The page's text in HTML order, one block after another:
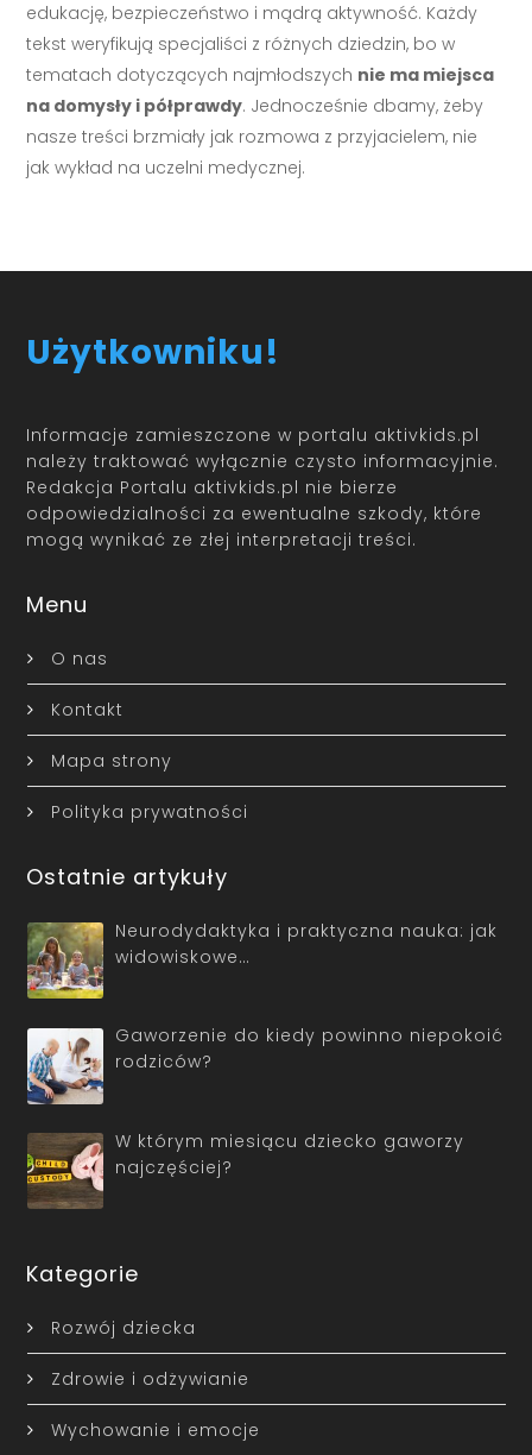
edukację, bezpieczeństwo i mądrą aktywność. Każdy
tekst weryfikują specjaliści z różnych dziedzin, bo w
tematach dotyczących najmłodszych nie ma miejsca
na domysły i półprawdy. Jednocześnie dbamy, żeby
nasze treści brzmiały jak rozmowa z przyjacielem, nie
jak wykład na uczelni medycznej.
Użytkowniku!
Informacje zamieszczone w portalu aktivkids.pl
należy traktować wyłącznie czysto informacyjnie.
Redakcja Portalu aktivkids.pl nie bierze
odpowiedzialności za ewentualne szkody, które
mogą wynikać ze złej interpretacji treści.
Menu
O nas
Kontakt
Mapa strony
Polityka prywatności
Ostatnie artykuły
Neurodydaktyka i praktyczna nauka: jak
widowiskowe…
Gaworzenie do kiedy powinno niepokoić
rodziców?
W którym miesiącu dziecko gaworzy
najczęściej?
Kategorie
Rozwój dziecka
Zdrowie i odżywianie
Wychowanie i emocje